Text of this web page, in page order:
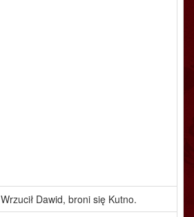
Wrzucił Dawid, broni się Kutno.